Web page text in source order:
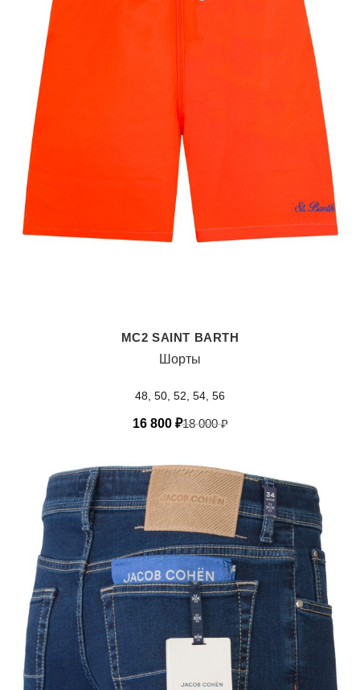
MC2 SAINT BARTH
Шорты
48, 50, 52, 54, 56
18 000₽
16 800 ₽